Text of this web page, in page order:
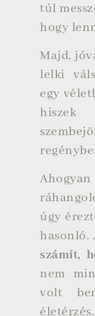
túl
hogy
Majd,
lelki
egy
hiszek
úgy
hasonló.
számít,
nem
volt
életérzés.